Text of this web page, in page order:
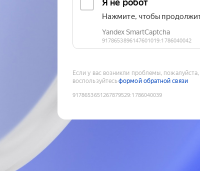
Если у вас возникли проблемы, пожалуйста,
воспользуйтесьформой обратной связи
9178653651267879529:1786040039